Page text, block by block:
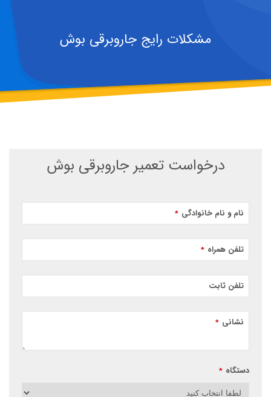
مشکلات رایج جاروبرقی بوش
درخواست تعمیر جاروبرقی بوش
نام و نام خانوادگی *
تلفن همراه *
تلفن ثابت
نشانی *
دستگاه *